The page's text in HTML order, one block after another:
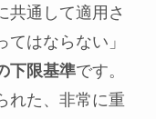
共通して適用さ
はならない」
下限基準です。
れた、非常に重